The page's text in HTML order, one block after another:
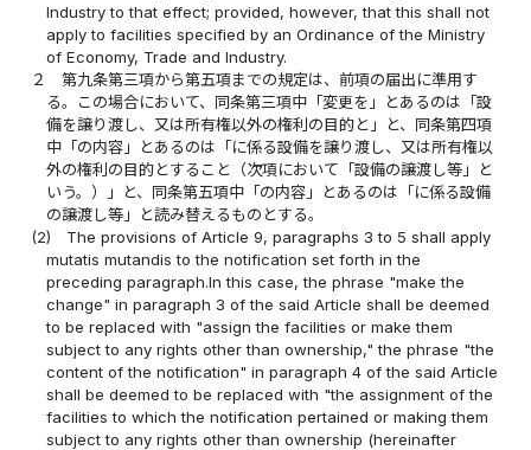
Industry to that effect; provided, however, that this shall not
apply to facilities specified by an Ordinance of the Ministry
of Economy, Trade and Industry.
２
第九条第三項から第五項までの規定は、前項の届出に準用す
る。この場合において、同条第三項中「変更を」とあるのは「設
備を譲り渡し、又は所有権以外の権利の目的と」と、同条第四項
中「の内容」とあるのは「に係る設備を譲り渡し、又は所有権以
外の権利の目的とすること（次項において「設備の譲渡し等」と
いう。）」と、同条第五項中「の内容」とあるのは「に係る設備
の譲渡し等」と読み替えるものとする。
(2)
The provisions of Article 9, paragraphs 3 to 5 shall apply
mutatis mutandis to the notification set forth in the
preceding paragraph.In this case, the phrase "make the
change" in paragraph 3 of the said Article shall be deemed
to be replaced with "assign the facilities or make them
subject to any rights other than ownership," the phrase "the
content of the notification" in paragraph 4 of the said Article
shall be deemed to be replaced with "the assignment of the
facilities to which the notification pertained or making them
subject to any rights other than ownership (hereinafter